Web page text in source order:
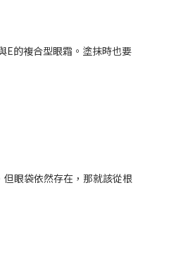
E的複合型眼霜。塗抹時也要
眼袋依然存在，那就該從根